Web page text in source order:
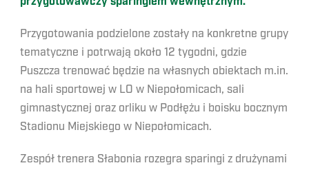
Przygotowania podzielone zostały na konkretne grupy
tematyczne i potrwają około 12 tygodni, gdzie
Puszcza trenować będzie na własnych obiektach m.in.
na hali sportowej w LO w Niepołomicach, sali
gimnastycznej oraz orliku w Podłężu i boisku bocznym
Stadionu Miejskiego w Niepołomicach.
Zespół trenera Słabonia rozegra sparingi z drużynami